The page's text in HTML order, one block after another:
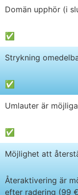
Domän upphör (i
✅
Strykning
✅
Umlauter är möjliga
✅
Möjlighet att
Återaktivering är
efter radering (99